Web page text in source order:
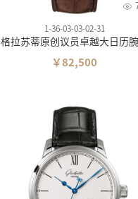
1-36-03-03-02-31
格拉苏蒂原创议员卓越大日历
￥82,500